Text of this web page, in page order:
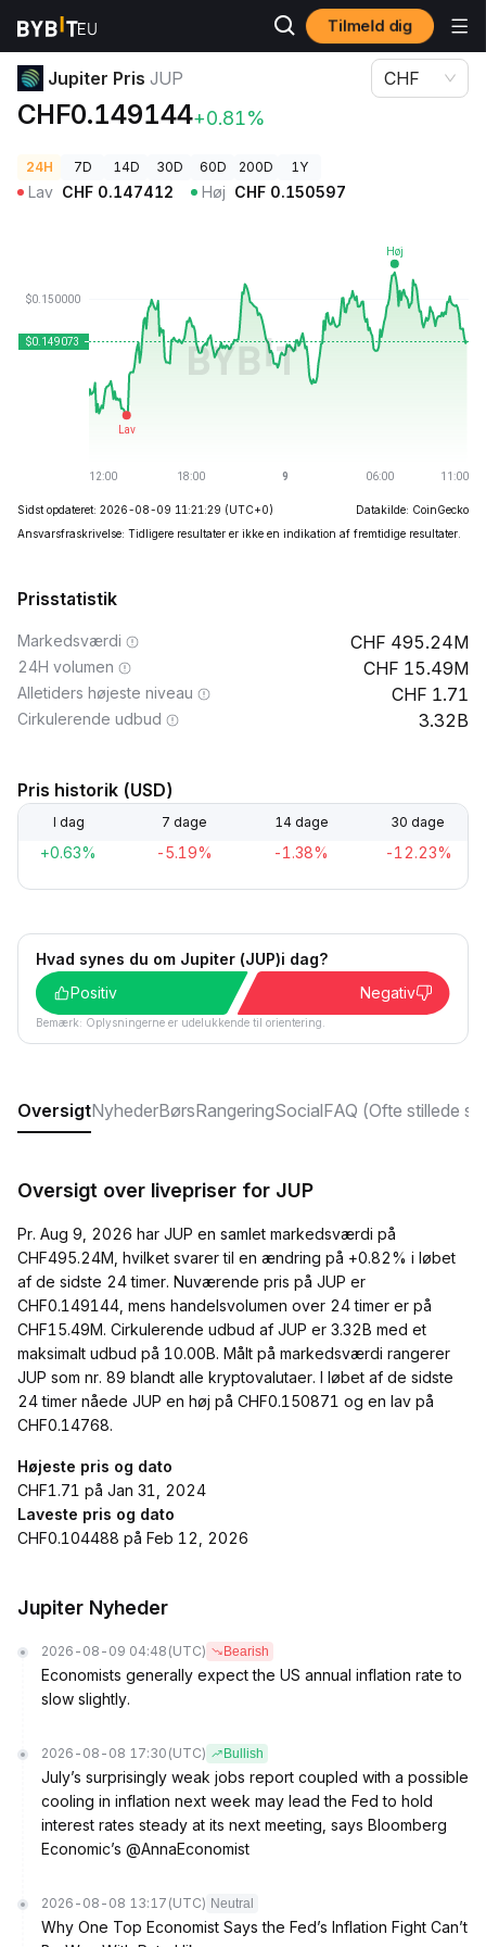
Tilmeld dig
Kryptopriser
Jupiter Pris JUP
CHF0.149144+0.81%
CHF
24H 7D 14D 30D 60D 200D 1Y
Lav CHF 0.147412 Høj CHF 0.150597
Sidst opdateret: 2026-08-09 11:21:29 (UTC+0)
Datakilde: CoinGecko
Ansvarsfraskrivelse: Tidligere resultater er ikke en indikation af fremtidige resultater.
Prisstatistik
Markedsværdi 495.24M
24H volumen 15.49M
Alletiders højeste niveau 1.71
Cirkulerende udbud 3.32B
Pris historik (USD)
I dag 7 dage 14 dage 30 dage
+0.63% -5.19% -1.38% -12.23%
Hvad synes du om Jupiter (JUP)i dag?
Positiv
Negativ
Bemærk: Oplysningerne er udelukkende til orientering.
OversigtNyhederBørsRangeringSocialFAQ (Ofte stillede
Oversigt over livepriser for JUP
Pr. Aug 9, 2026 har JUP en samlet markedsværdi på
CHF495.24M, hvilket svarer til en ændring på +0.82% i løbet
af de sidste 24 timer. Nuværende pris på JUP er
CHF0.149144, mens handelsvolumen over 24 timer er på
CHF15.49M. Cirkulerende udbud af JUP er 3.32B med et
maksimalt udbud på 10.00B. Målt på markedsværdi rangerer
JUP som nr. 89 blandt alle kryptovalutaer. I løbet af de sidste
24 timer nåede JUP en høj på CHF0.150871 og en lav på
CHF0.14768.
Højeste pris og dato
CHF1.71 på Jan 31, 2024
Laveste pris og dato
CHF0.104488 på Feb 12, 2026
Jupiter Nyheder
2026-08-09 04:48 (UTC) Bearish
Economists generally expect the US annual inflation rate to
slow slightly.
2026-08-08 17:30 (UTC) Bullish
July’s surprisingly weak jobs report coupled with a possible
cooling in inflation next week may lead the Fed to hold
interest rates steady at its next meeting, says Bloomberg
Economic’s @AnnaEconomist
2026-08-08 13:17 (UTC) Neutral
Why One Top Economist Says the Fed’s Inflation Fight Can’t